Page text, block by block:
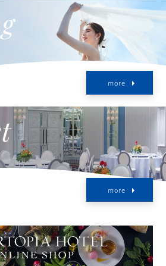
more
more